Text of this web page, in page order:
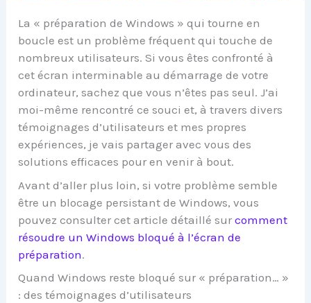
La « préparation de Windows » qui tourne en
boucle est un problème fréquent qui touche de
nombreux utilisateurs. Si vous êtes confronté à
cet écran interminable au démarrage de votre
ordinateur, sachez que vous n’êtes pas seul. J’ai
moi-même rencontré ce souci et, à travers divers
témoignages d’utilisateurs et mes propres
expériences, je vais partager avec vous des
solutions efficaces pour en venir à bout.
Avant d’aller plus loin, si votre problème semble
être un blocage persistant de Windows, vous
pouvez consulter cet article détaillé surcomment
résoudre un Windows bloqué à l’écran de
préparation.
Quand Windows reste bloqué sur « préparation… »
: des témoignages d’utilisateurs